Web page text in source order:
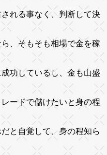
れる事なく、判断して決
、そもそも相場で金を稼
功しているし、金も山盛
ードで儲けたいと身の程
自覚して、身の程知ら